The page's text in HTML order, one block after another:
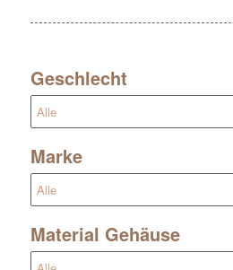
Geschlecht
Marke
Material Gehäuse